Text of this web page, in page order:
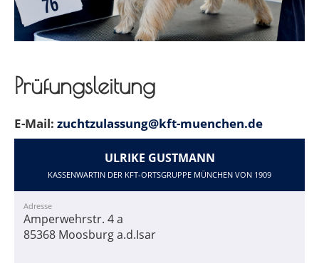
Prüfungsleitung
E-Mail: zuchtzulassung@kft-muenchen.de
ULRIKE GUSTMANN
KASSENWARTIN DER KFT-ORTSGRUPPE MÜNCHEN VON 1909
Adresse
Amperwehrstr. 4 a
85368 Moosburg a.d.Isar